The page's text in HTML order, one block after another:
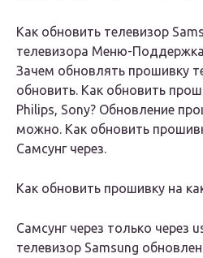
Как обновить телевизор
телевизора Меню-
Зачем обновлять прошивку
обновить. Как обновить
Philips, Sony? Обновление
можно. Как обновить
Самсунг через.
Как обновить прошивку на
Самсунг через только через
телевизор Samsung